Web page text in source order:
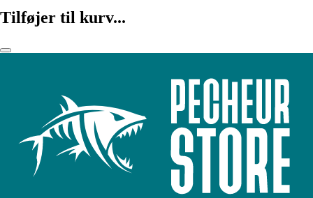
Tilføjer til kurv...